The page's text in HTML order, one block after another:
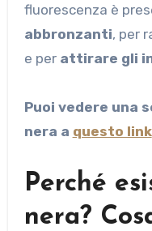
fluorescenza è
abbronzanti, per
e per attirare gli
Puoi vedere una
nera a questo link
Perché
nera?